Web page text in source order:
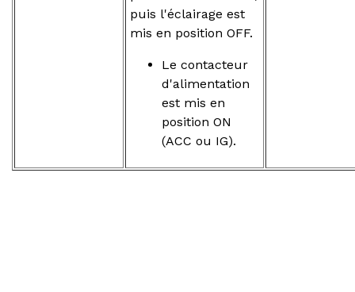
puis l'éclairage est
mis en position OFF.
Le contacteur
d'alimentation
est mis en
position ON
(ACC ou IG).